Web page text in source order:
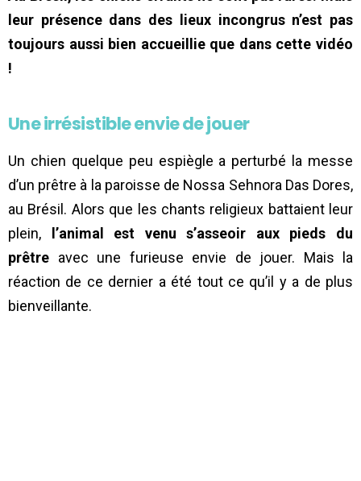
leur présence dans des lieux incongrus n’est pas
toujours aussi bien accueillie que dans cette vidéo
!
Une irrésistible envie de jouer
Un chien quelque peu espiègle a perturbé la messe
d’un prêtre à la paroisse de Nossa Sehnora Das Dores,
au Brésil. Alors que les chants religieux battaient leur
plein,
l’animal est venu s’asseoir aux pieds du
prêtre avec une furieuse envie de jouer. Mais la
réaction de ce dernier a été tout ce qu’il y a de plus
bienveillante.